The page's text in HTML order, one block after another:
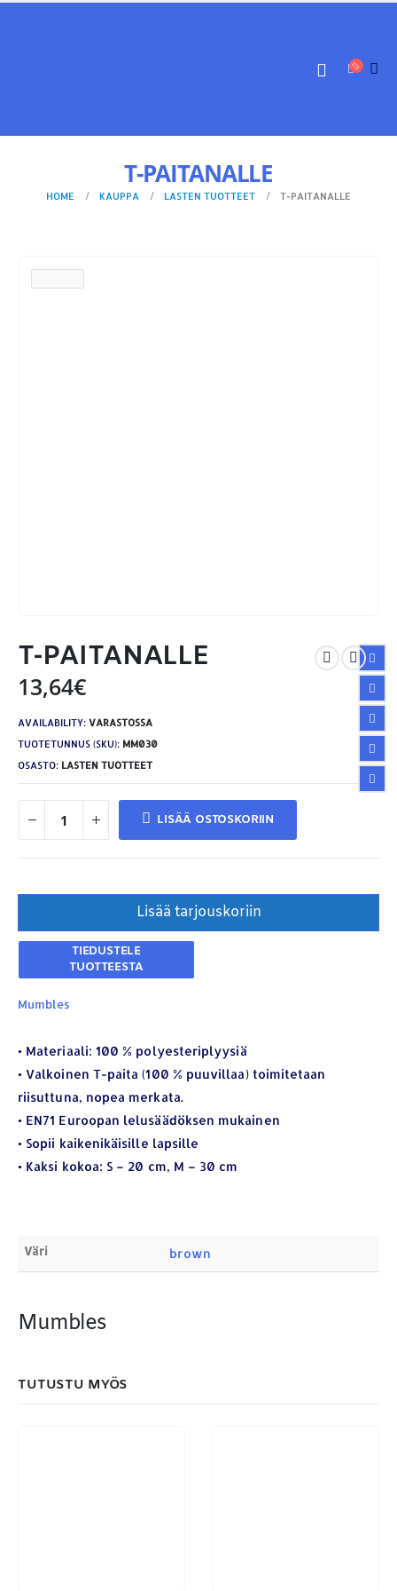
T-PAITANALLE
HOME KAUPPA LASTEN TUOTTEET T-PAITANALLE
T-PAITANALLE
13,64€
AVAILABILITY: VARASTOSSA
TUOTETUNNUS (SKU): MM030
OSASTO: LASTEN TUOTTEET
LISÄÄ OSTOSKORIIN
Lisää tarjouskoriin
Mumbles
• Materiaali: 100 % polyesteriplyysiä
• Valkoinen T-paita (100 % puuvillaa) toimitetaan
riisuttuna, nopea merkata.
• EN71 Euroopan lelusäädöksen mukainen
• Sopii kaikenikäisille lapsille
• Kaksi kokoa: S – 20 cm, M – 30 cm
Väri brown
Mumbles
TUTUSTU MYÖS
Osoite: Hikivuorenkatu 14 C 20, 33710 Tampere
Puhelin:
040-7549431
Sähköposti: royal.yrityslahjat@gmail.com
ETSI TUOTTEITA